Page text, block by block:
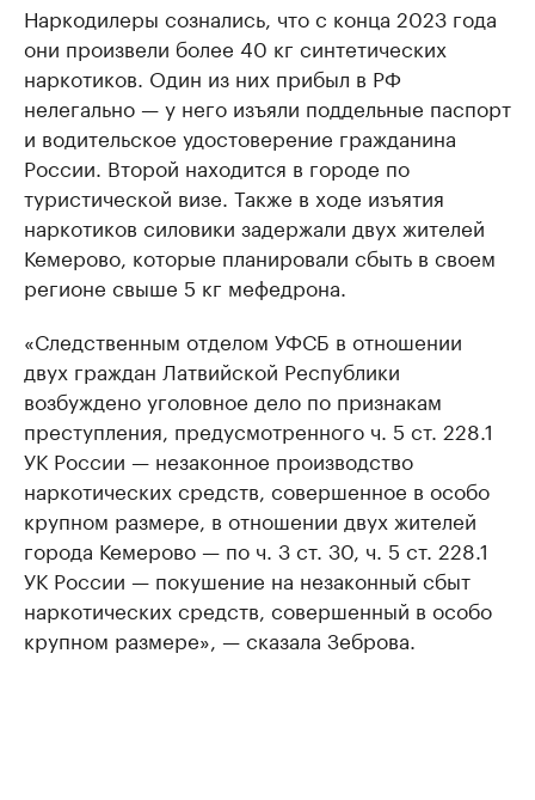
Наркодилеры сознались, что с конца 2023 года
они произвели более 40 кг синтетических
наркотиков. Один из них прибыл в РФ
нелегально — у него изъяли поддельные паспорт
и водительское удостоверение гражданина
России. Второй находится в городе по
туристической визе. Также в ходе изъятия
наркотиков силовики задержали двух жителей
Кемерово, которые планировали сбыть в своем
регионе свыше 5 кг мефедрона.
«Следственным отделом УФСБ в отношении
двух граждан Латвийской Республики
возбуждено уголовное дело по признакам
преступления, предусмотренного ч. 5 ст. 228.1
УК России — незаконное производство
наркотических средств, совершенное в особо
крупном размере, в отношении двух жителей
города Кемерово — по ч. 3 ст. 30, ч. 5 ст. 228.1
УК России — покушение на незаконный сбыт
наркотических средств, совершенный в особо
крупном размере», — сказала Зеброва.